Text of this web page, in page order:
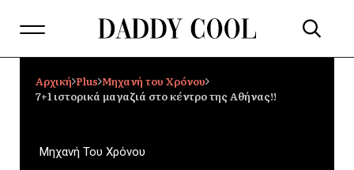
Αρχική Plus Μηχανή του Χρόνου
7+1 ιστορικά μαγαζιά στο κέντρο της Αθήνας!!
Μηχανή Του Χρόνου